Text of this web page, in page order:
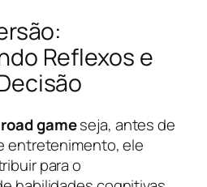
Reflexos e
gameseja, antes de
entretenimento, ele
para o